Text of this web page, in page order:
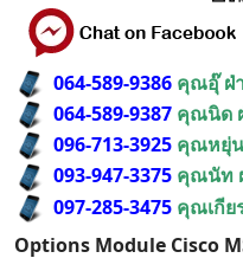
064-589-9386 คุณอุ๊ ฝ่
064-589-9387 คุณนิด
096-713-3925 คุณหยุ่
093-947-3375 คุณนัท
097-285-3475 คุณเกีย
Options Module Cisco